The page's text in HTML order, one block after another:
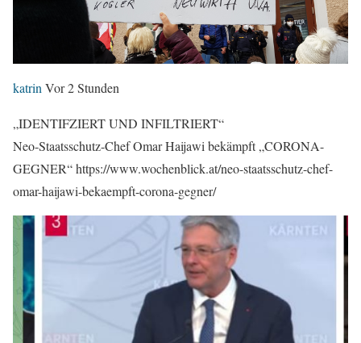
katrinVor 2 Stunden
„IDENTIFZIERT UND INFILTRIERT“
Neo-Staatsschutz-Chef Omar Haijawi bekämpft „CORONA-
GEGNER“ https://www.wochenblick.at/neo-staatsschutz-chef-
omar-haijawi-bekaempft-corona-gegner/